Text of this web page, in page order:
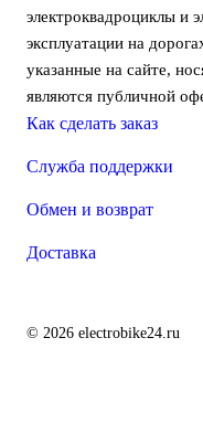
электроквадроциклы и
эксплуатации на
указанные на сайте,
являются публичной
Как сделать заказ
Служба поддержки
Обмен и возврат
Доставка
© 2026 electrobike24.ru